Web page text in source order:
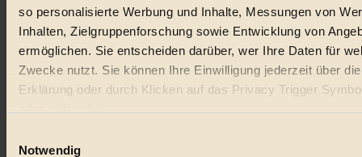
so personalisierte Werbung und Inhalte, Messungen von
Inhalten, Zielgruppenforschung sowie Entwicklung von
ermöglichen. Sie entscheiden darüber, wer Ihre Daten für
Zwecke nutzt. Sie können Ihre Einwilligung jederzeit über
Erklärung oder durch Klicken auf das Privacy Trigger
Wenn Sie es erlauben, würden wir auch gerne:
Notwendig
Der BIORAMA-Newsletter
Erhalte in regelmäßigen Abständen die aktuellsten Artikel,